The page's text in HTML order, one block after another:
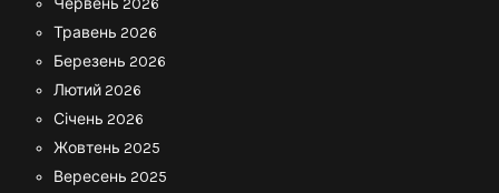
Травень 2026
Березень 2026
Лютий 2026
Січень 2026
Жовтень 2025
Вересень 2025